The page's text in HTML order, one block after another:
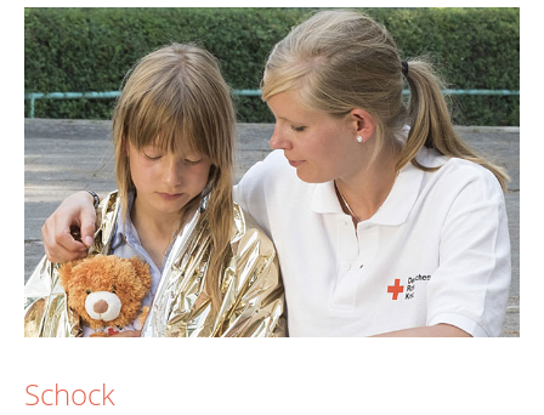
Schock